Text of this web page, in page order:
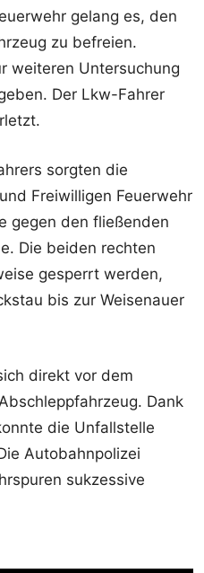
gelang es, den
zu befreien.
weiteren Untersuchung
Der Lkw-Fahrer
sorgten die
Freiwilligen Feuerwehr
gegen den fließenden
Die beiden rechten
gesperrt werden,
bis zur Weisenauer
direkt vor dem
Dank
die Unfallstelle
Autobahnpolizei
sukzessive